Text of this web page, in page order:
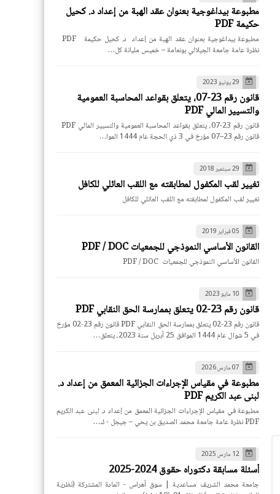
مطبوعة بيداغوجية بعنوان عقد الهبة من إعداد د. كحيل
حكيمة PDF
نظرة عامة جامعة الجيلالي بونعامة – خميس مليانة كل…
29 يونيو 2023
قانون رقم 23-07، يتعلق بقواعد المحاسبة العمومية
والتسيير المالي PDF
قانون رقم 23–07 مؤرخ في 3 ذي الحجة عام 1444 الموا…
29 سبتمبر 2018
تغيير لقب المكفول لمطابقته مع اللقب العائلي للكافل
تغيير لقب المكفول لمطابقته مع اللقب العائلي للكافل
05 فبراير 2019
القانون الأساسي النموذجي للجمعيات PDF / DOC
القانون الأساسي النموذجي للجمعيات PDF / DOC
10 مايو 2023
قانون رقم 23-02 يتعلق بممارسة الحق النقابي PDF
قانون رقم 23-02 يتعلق بممارسة الحق النقابي PDF قانون رقم 23-02 مؤرخ
في 5 شوال عام 1444 الموافق 25 أبريل سنة 2023، يتعلق…
07 مارس 2026
مطبوعة في مقياس الإجراءات الجزائية المعمق من إعداد د.
لبنى عبد الكريم PDF
مطبوعة في مقياس الإجراءات الجزائية المعمق من إعداد د. لبنى عبد الكريم
PDF نظرة عامة جامعة محمد الصديق بن يحي – جيجل - ك…
12 مارس 2025
أسئلة مسابقة دكتوراه حقوق 2024-2025
جامعة محمد الشريف مساعدية | سوق أهراس - المادة المشتركة (نظرية